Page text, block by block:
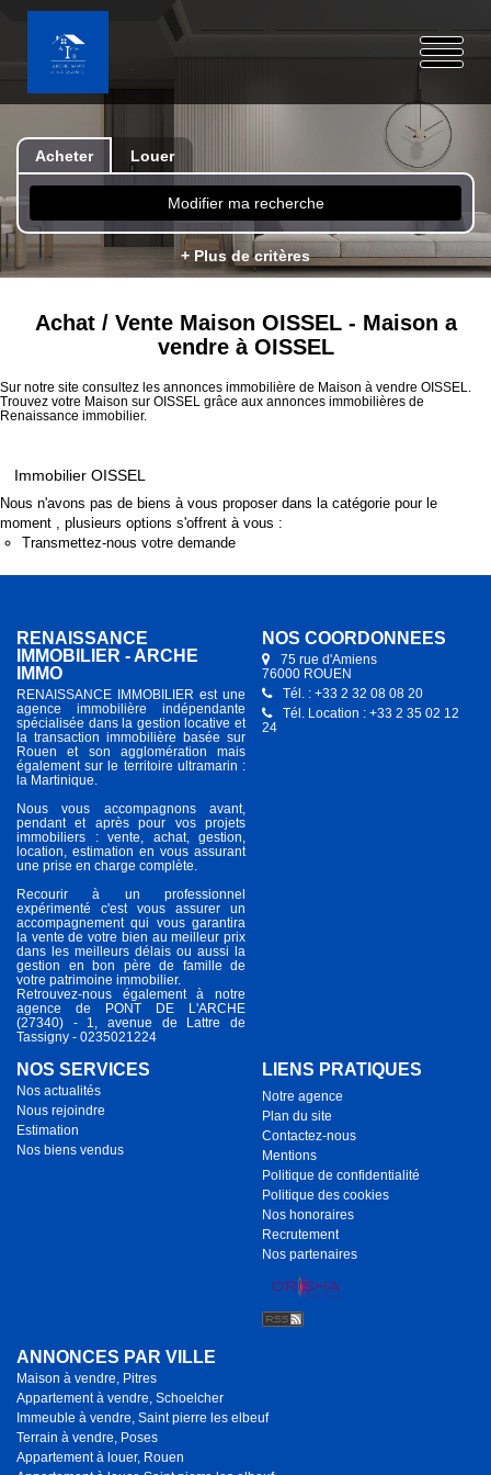
Acheter Louer
Modifier ma recherche
+ Plus de critères
Achat / Vente Maison OISSEL - Maison a
vendre à OISSEL
Sur notre site consultez les annonces immobilière de Maison à vendre OISSEL.
Trouvez votre Maison sur OISSEL grâce aux annonces immobilières de
Renaissance immobilier.
Immobilier OISSEL
Nous n'avons pas de biens à vous proposer dans la catégorie pour le
moment , plusieurs options s'offrent à vous :
Transmettez-nous votre demande
RENAISSANCE
IMMOBILIER - ARCHE
IMMO
RENAISSANCE IMMOBILIER est une
agence immobilière indépendante
spécialisée dans la gestion locative et
la transaction immobilière basée sur
Rouen et son agglomération mais
également sur le territoire ultramarin :
la Martinique.
Nous vous accompagnons avant,
pendant et après pour vos projets
immobiliers : vente, achat, gestion,
location, estimation en vous assurant
une prise en charge complète.
Recourir à un professionnel
expérimenté c'est vous assurer un
accompagnement qui vous garantira
la vente de votre bien au meilleur prix
dans les meilleurs délais ou aussi la
gestion en bon père de famille de
votre patrimoine immobilier.
Retrouvez-nous également à notre
agence de PONT DE L'ARCHE
(27340) - 1, avenue de Lattre de
Tassigny - 0235021224
NOS COORDONNÉES
75 rue d'Amiens
76000 ROUEN
Tél. : +33 2 32 08 08 20
Tél. Location : +33 2 35 02 12
24
NOS SERVICES
Nos actualités
Nous rejoindre
Estimation
Nos biens vendus
LIENS PRATIQUES
Notre agence
Plan du site
Contactez-nous
Mentions
Politique de confidentialité
Politique des cookies
Nos honoraires
Recrutement
Nos partenaires
ANNONCES PAR VILLE
Maison à vendre, Pitres
Appartement à vendre, Schoelcher
Immeuble à vendre, Saint pierre les elbeuf
Terrain à vendre, Poses
Appartement à louer, Rouen